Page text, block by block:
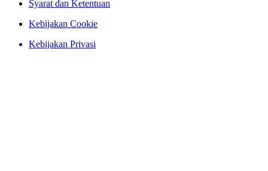
Syarat dan Ketentuan
Kebijakan Cookie
Kebijakan Privasi